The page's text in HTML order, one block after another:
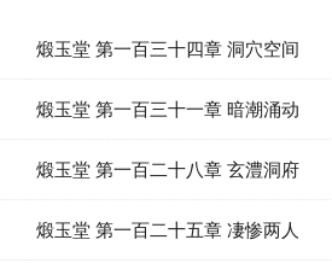
煅玉堂 第一百三十四章 洞穴空间
煅玉堂 第一百三十一章 暗潮涌动
煅玉堂 第一百二十八章 玄澧洞府
煅玉堂 第一百二十五章 凄惨两人